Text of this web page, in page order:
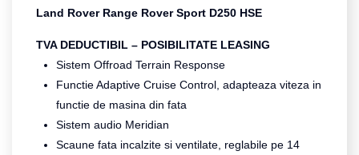
Land Rover Range Rover Sport D250 HSE
TVA DEDUCTIBIL – POSIBILITATE LEASING
Sistem Offroad Terrain Response
Functie Adaptive Cruise Control, adapteaza viteza in
functie de masina din fata
Sistem audio Meridian
Scaune fata incalzite si ventilate, reglabile pe 14